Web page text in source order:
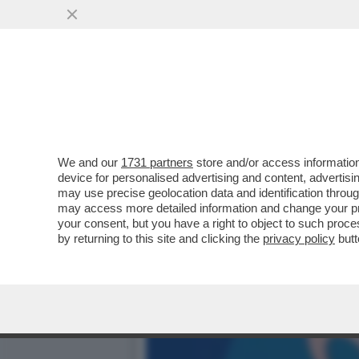
We and our 1731 partners store and/or access
device for personalised advertising and content,
may use precise geolocation data and identification
may access more detailed information and change your
your consent, but you have a right to object to such
by returning to this site and clicking the privacy policy